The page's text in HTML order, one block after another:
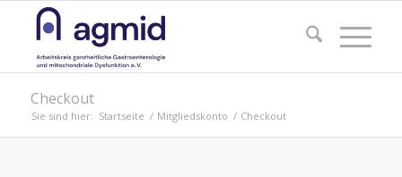
Checkout
Sie sind hier: Startseite / Mitgliedskonto / Checkout